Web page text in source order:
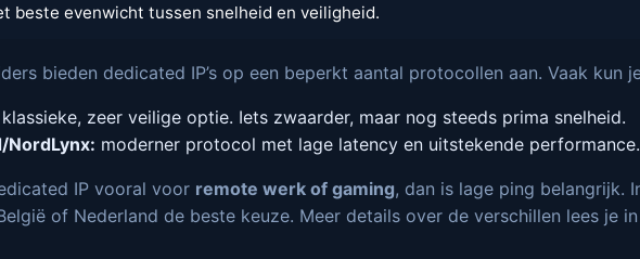
beste evenwicht tussen snelheid en veiligheid.
bieden dedicated IP’s op een beperkt aantal protocollen aan. Vaak kun
klassieke, zeer veilige optie. Iets zwaarder, maar nog steeds prima snelheid.
NordLynx: moderner protocol met lage latency en uitstekende performance.
IP vooral voor remote werk of gaming, dan is lage ping belangrijk.
of Nederland de beste keuze. Meer details over de verschillen lees je